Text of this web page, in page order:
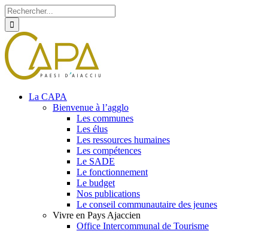
Rechercher
Skip
to
content
Facebook
Twitter
Instagram
La CAPA
Bienvenue à l’agglo
Les communes
Les élus
Les ressources humaines
Les compétences
Le SADE
Le fonctionnement
Le budget
Nos publications
Le conseil communautaire des jeunes
Vivre en Pays Ajaccien
Office Intercommunal de Tourisme